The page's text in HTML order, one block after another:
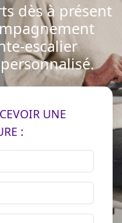
dès à présent
escalier
UNE
: